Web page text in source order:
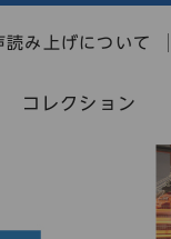
読み上げについて
コレクション